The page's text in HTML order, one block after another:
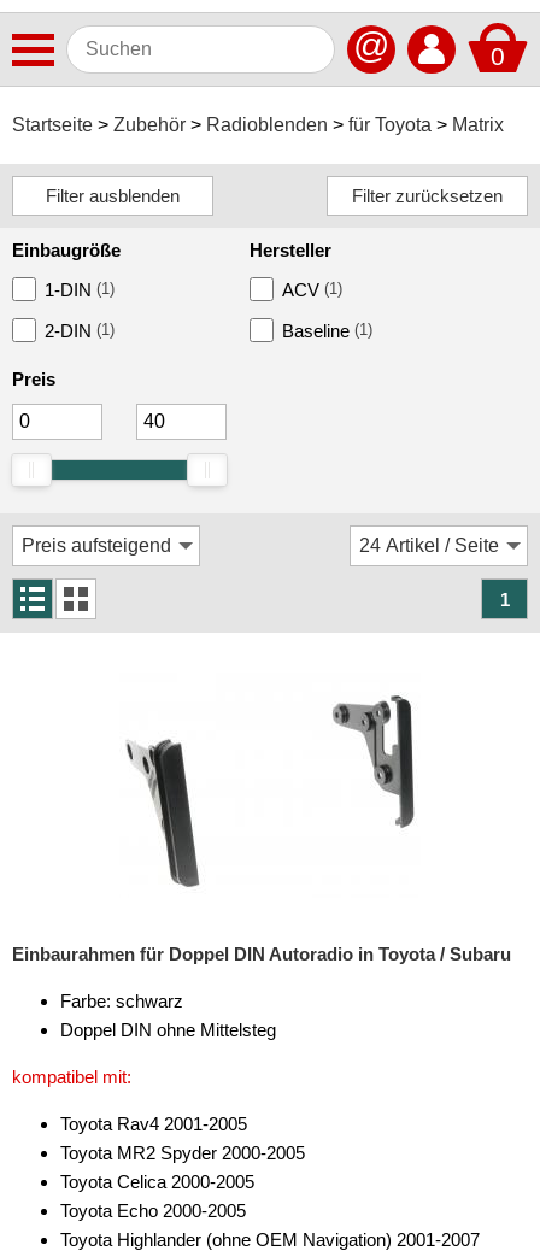
0
@
Startseite Zubehör Radioblenden für Toyota Matrix
Autoradios
Dashcams
Elektromobilität
Freisprechanlagen
Multimedia
Navigationssoftware
Rückfahrsysteme
Soundprozessoren
Aktivsystemadapter
Antennenadapter
Antennenstecker
Antennenverstärker
Antennenzubehör
Aux-In-Adapter
Bluetooth
Einbaugröße
1-DIN (1)
2-DIN (1)
Hersteller
ACV (1)
Baseline (1)
Preis
1
Einbaurahmen für Doppel DIN Autoradio in Toyota / Subaru
Farbe: schwarz
Doppel DIN ohne Mittelsteg
kompatibel mit:
Toyota Rav4 2001-2005
Toyota MR2 Spyder 2000-2005
Toyota Celica 2000-2005
Toyota Echo 2000-2005
Toyota Highlander (ohne OEM Navigation) 2001-2007